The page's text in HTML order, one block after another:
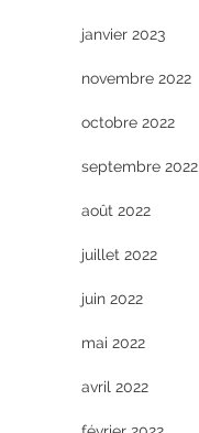
janvier 2023
novembre 2022
octobre 2022
septembre 2022
août 2022
juillet 2022
juin 2022
mai 2022
avril 2022